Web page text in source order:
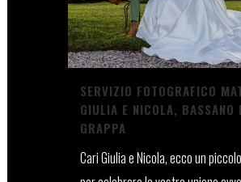
SERVIZIO FOTOGRAFICO
GIULIA E NICOLA, BASSANO
GRAPPA
Cari Giulia e Nicola, ecco un